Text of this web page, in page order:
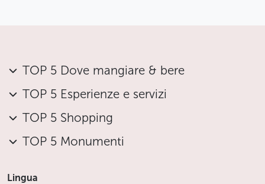
TOP 5 Dove mangiare & bere
TOP 5 Esperienze e servizi
TOP 5 Shopping
TOP 5 Monumenti
Lingua